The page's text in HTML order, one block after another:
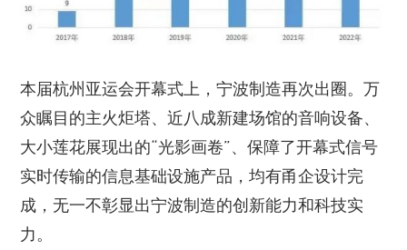
本届杭州亚运会开幕式上，宁波制造再次出圈。万
众瞩目的主火炬塔、近八成新建场馆的音响设备、
大小莲花展现出的“光影画卷”、保障了开幕式信号
实时传输的信息基础设施产品，均有甬企设计完
成，无一不彰显出宁波制造的创新能力和科技实
力。